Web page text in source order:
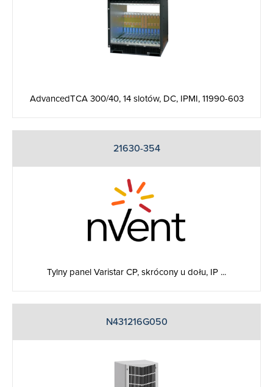
AdvancedTCA 300/40, 14 slotów, DC, IPMI, 11990-603
21630-354
Tylny panel Varistar CP, skrócony u dołu, IP ...
N431216G050